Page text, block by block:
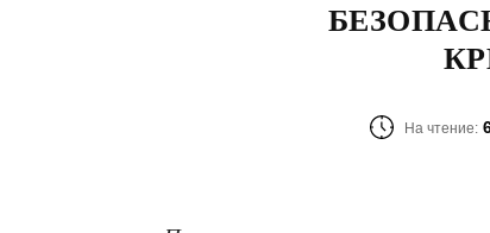
На чтение: